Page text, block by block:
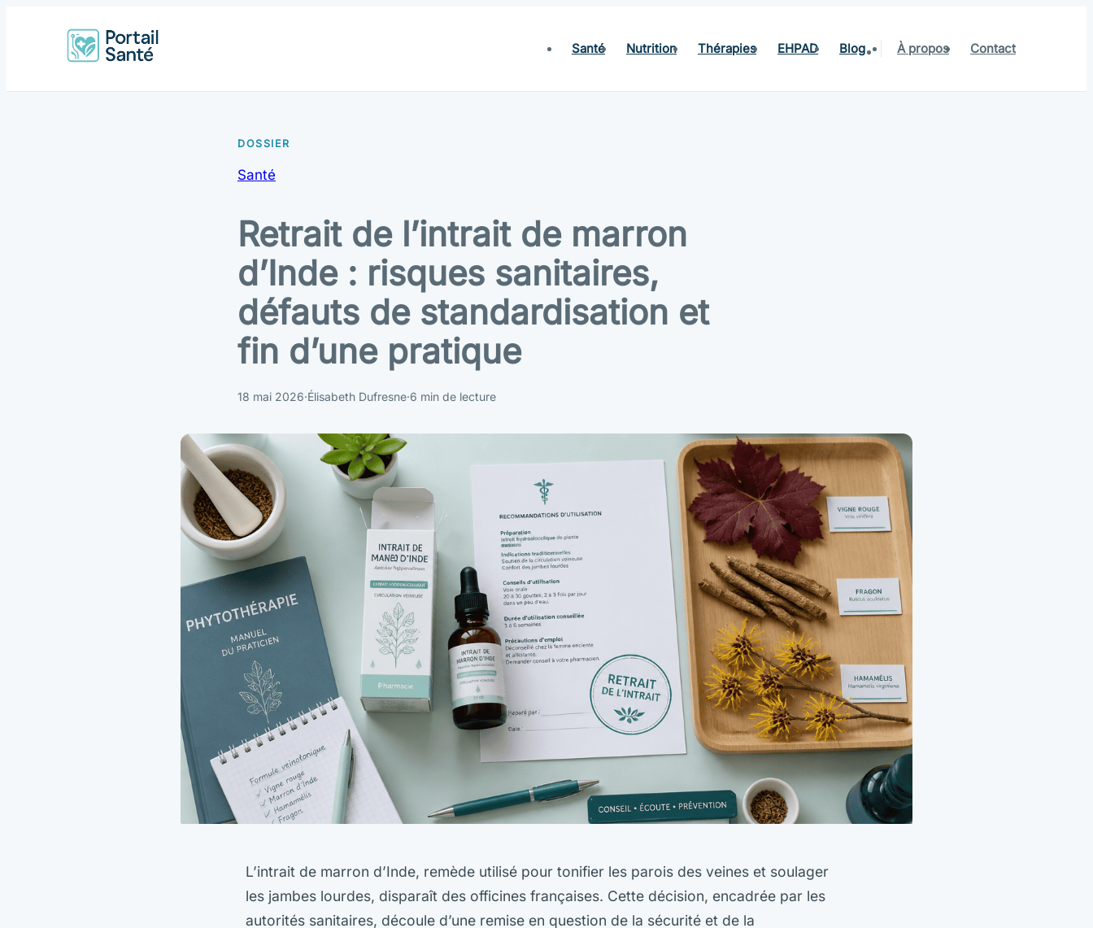
Santé Nutrition Thérapies EHPAD Blog À propos Contact
Santé
Retrait de l’intrait de marron
d’Inde : risques sanitaires,
défauts de standardisation et
fin d’une pratique
18 mai 2026·Élisabeth Dufresne·6 min de lecture
L’intrait de marron d’Inde, remède utilisé pour tonifier les parois des veines et soulager
les jambes lourdes, disparaît des officines françaises. Cette décision, encadrée par les
autorités sanitaires, découle d’une remise en question de la sécurité et de la